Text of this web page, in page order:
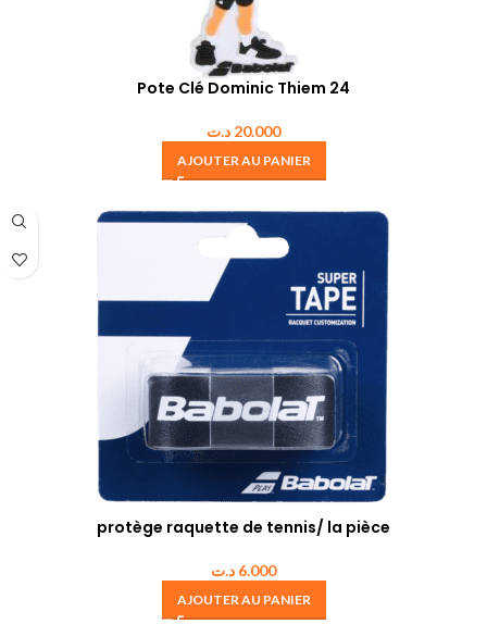
Pote Clé Dominic Thiem 24
20.000 د.ت
AJOUTER AU PANIER
protège raquette de tennis/ la pièce
6.000 د.ت
AJOUTER AU PANIER